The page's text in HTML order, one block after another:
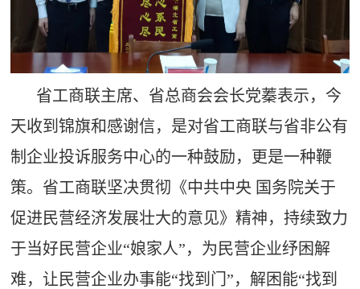
省工商联主席、省总商会会长党蓁表示，今
天收到锦旗和感谢信，是对省工商联与省非公有
制企业投诉服务中心的一种鼓励，更是一种鞭
策。省工商联坚决贯彻《中共中央 国务院关于
促进民营经济发展壮大的意见》精神，持续致力
于当好民营企业“娘家人”，为民营企业纾困解
难，让民营企业办事能“找到门”，解困能“找到